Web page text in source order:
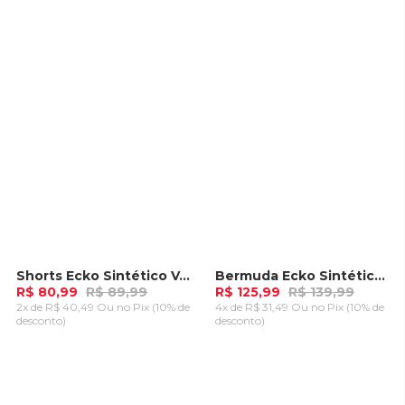
-10%Shorts Ecko Sintético Vermelha
R$ 80,99 R$ 89,99
2x de R$ 40,49 Ou no Pix (10% de
desconto)
-10%
Bermuda Ecko Sintética Caqui
R$ 125,99 R$ 139,99
4x de R$ 31,49 Ou no Pix (10% de
desconto)